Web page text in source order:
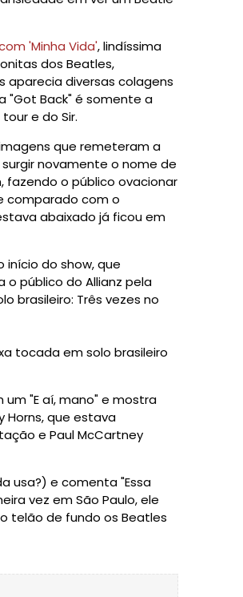
'Minha Vida', lindíssima
dos Beatles,
aparecia diversas colagens
"Got Back" é somente a
e do Sir.
que remeteram a
novamente o nome de
fazendo o público ovacionar
comparado com o
abaixado já ficou em
do show, que
o público do Allianz pela
brasileiro: Três vezes no
tocada em solo brasileiro
"E aí, mano" e mostra
Horns, que estava
e Paul McCartney
usa?) e comenta "Essa
vez em São Paulo, ele
telão de fundo os Beatles